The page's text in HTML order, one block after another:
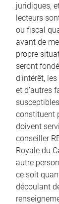
juridiques,
lecteurs
ou fiscal
avant de
propre
seront
d’intérêt,
et d’autres
constituent
doivent
conseiller
Royale du
autre
ce soit
découlant